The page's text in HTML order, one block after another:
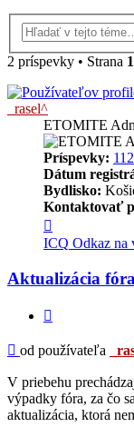
2 príspevky • Strana 1
_rasel^
ETOMITE
Príspevky:
Dátum
Bydlisko:
Kontaktovať
informácie
používateľa
-
_rasel^
ICQ Odkaz na
Aktualizácia fóra
Príspevok
od používateľa
V priebehu
výpadky fóra, za čo
aktualizácia, ktorá